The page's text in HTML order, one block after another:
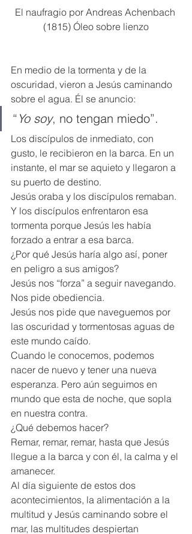
El naufragio por Andreas Achenbach
(1815) Óleo sobre lienzo
En medio de la tormenta y de la
oscuridad, vieron a Jesús caminando
sobre el agua. Él se anuncio:
“ Yo soy, no tengan miedo”.
Los discípulos de inmediato, con
gusto, le recibieron en la barca. En un
instante, el mar se aquieto y llegaron a
su puerto de destino.
Jesús oraba y los discípulos remaban.
Y los discípulos enfrentaron esa
tormenta porque Jesús les había
forzado a entrar a esa barca.
¿Por qué Jesús haría algo así, poner
en peligro a sus amigos?
Jesús nos “forza” a seguir navegando.
Nos pide obediencia.
Jesús nos pide que naveguemos por
las oscuridad y tormentosas aguas de
este mundo caído.
Cuando le conocemos, podemos
nacer de nuevo y tener una nueva
esperanza. Pero aún seguimos en
mundo que esta de noche, que sopla
en nuestra contra.
¿Qué debemos hacer?
Remar, remar, remar, hasta que Jesús
llegue a la barca y con él, la calma y el
amanecer.
Al día siguiente de estos dos
acontecimientos, la alimentación a la
multitud y Jesús caminando sobre el
mar, las multitudes despiertan